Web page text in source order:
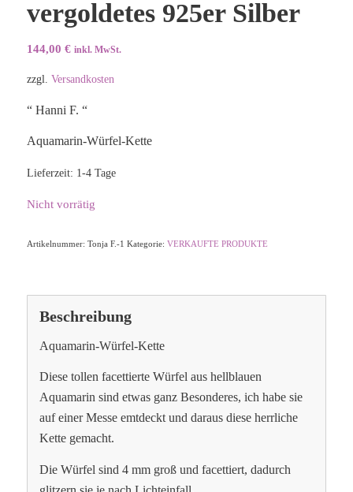
vergoldetes 925er Silber
144,00 € inkl. MwSt.
zzgl. Versandkosten
“ Hanni F. “
Aquamarin-Würfel-Kette
Lieferzeit: 1-4 Tage
Nicht vorrätig
Artikelnummer: Tonja F.-1 Kategorie: VERKAUFTE PRODUKTE
Beschreibung
Aquamarin-Würfel-Kette
Diese tollen facettierte Würfel aus hellblauen
Aquamarin sind etwas ganz Besonderes, ich habe sie
auf einer Messe emtdeckt und daraus diese herrliche
Kette gemacht.
Die Würfel sind 4 mm groß und facettiert, dadurch